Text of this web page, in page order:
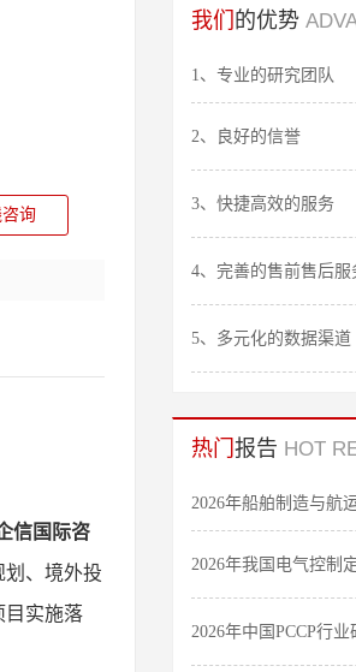
询
信国际咨
、境外投
目实施落
我们 的优势
1、专业的研究团队
2、良好的信誉
3、快捷高效的服务
4、完善的售前售后服
5、多元化的数据渠道
热门 报告 HOT